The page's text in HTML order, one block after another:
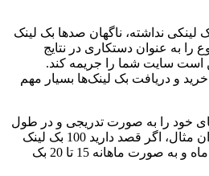
لینکی نداشته، ناگهان صدها بک لینک
را به عنوان دستکاری در نتایج
سایت شما را جریمه کند.
و دریافت بک لینک‌ها بسیار مهم
خود را به صورت تدریجی و در طول
چند ماه دریافت کنید. به عنوان مثال، اگر قصد دارید 100 بک لینک
تهیه کنید، آن‌ها را در طول 6 ماه و به صورت ماهانه 15 تا 20 بک